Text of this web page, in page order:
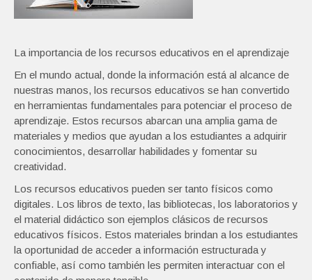
La importancia de los recursos educativos en el aprendizaje
En el mundo actual, donde la información está al alcance de
nuestras manos, los recursos educativos se han convertido
en herramientas fundamentales para potenciar el proceso de
aprendizaje. Estos recursos abarcan una amplia gama de
materiales y medios que ayudan a los estudiantes a adquirir
conocimientos, desarrollar habilidades y fomentar su
creatividad.
Los recursos educativos pueden ser tanto físicos como
digitales. Los libros de texto, las bibliotecas, los laboratorios y
el material didáctico son ejemplos clásicos de recursos
educativos físicos. Estos materiales brindan a los estudiantes
la oportunidad de acceder a información estructurada y
confiable, así como también les permiten interactuar con el